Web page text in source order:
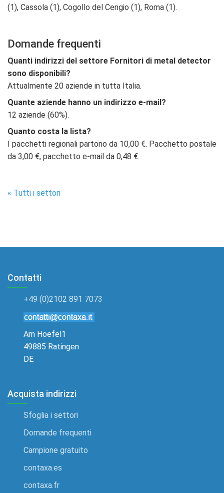
(1), Cassola (1), Cogollo del Cengio (1), Roma (1).
Domande frequenti
Quanti indirizzi del settore Fornitori di metal detector
sono disponibili?
Attualmente 20 aziende in tutta Italia.
Quante aziende hanno un indirizzo e-mail?
12 aziende (60%).
Quanto costa la lista?
I pacchetti regionali partono da 10,00 €. Pacchetto postale
da 3,00 €, pacchetto e-mail da 0,48 €.
« Tutti i settori
Contatti
+49 (0)2102 891 7073
Am Hoefel1
49885 Ratingen
DE
Acquista indirizzi
Sfoglia i settori
Domande frequenti
Campione gratuito
contaxa.es
contaxa.fr